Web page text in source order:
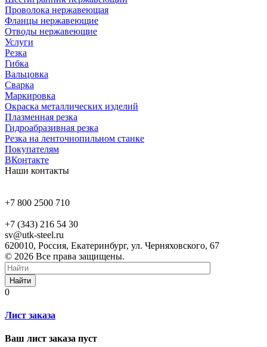
Проволока нержавеющая
Фланцы нержавеющие
Отводы нержавеющие
Услуги
Резка
Гибка
Вальцовка
Сварка
Маркировка
Окраска металлических изделий
Плазменная резка
Гидроабразивная резка
Резка на ленточнопильном станке
Покупателям
ВКонтакте
Наши контакты
+7 800 2500 710
+7 (343) 216 54 30
sv@utk-steel.ru
620010, Россия, Екатеринбург, ул. Черняховского, 67
© 2026 Все права защищены.
Найти
0
Лист заказа
Ваш лист заказа пуст